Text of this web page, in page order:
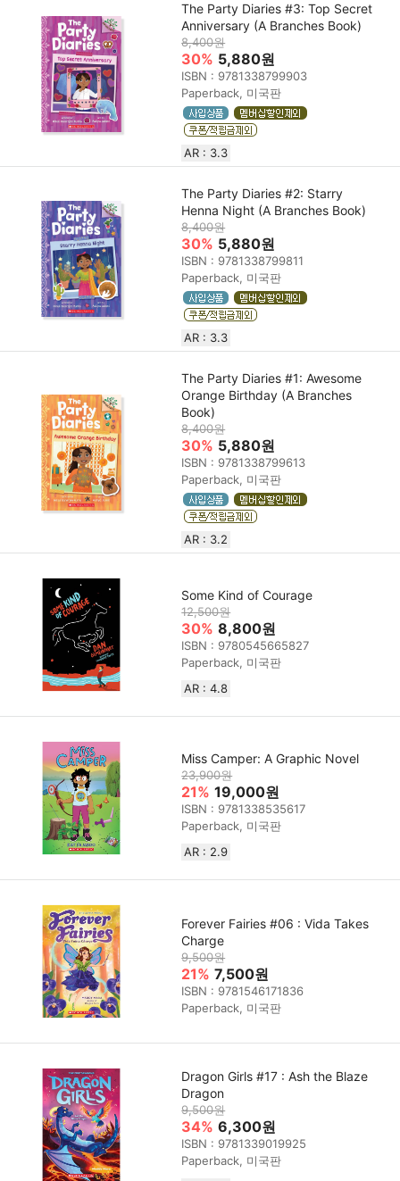
The Party Diaries #3: Top Secret
Anniversary (A Branches Book)
8,400원
30% 5,880원
ISBN : 9781338799903
Paperback, 미국판
AR : 3.3
The Party Diaries #2: Starry
Henna Night (A Branches Book)
8,400원
30% 5,880원
ISBN : 9781338799811
Paperback, 미국판
AR : 3.3
The Party Diaries #1: Awesome
Orange Birthday (A Branches
Book)
8,400원
30% 5,880원
ISBN : 9781338799613
Paperback, 미국판
AR : 3.2
Some Kind of Courage
12,500원
30% 8,800원
ISBN : 9780545665827
Paperback, 미국판
AR : 4.8
Miss Camper: A Graphic Novel
23,900원
21% 19,000원
ISBN : 9781338535617
Paperback, 미국판
AR : 2.9
Forever Fairies #06 : Vida Takes
Charge
9,500원
21% 7,500원
ISBN : 9781546171836
Paperback, 미국판
Dragon Girls #17 : Ash the Blaze
Dragon
9,500원
34% 6,300원
ISBN : 9781339019925
Paperback, 미국판